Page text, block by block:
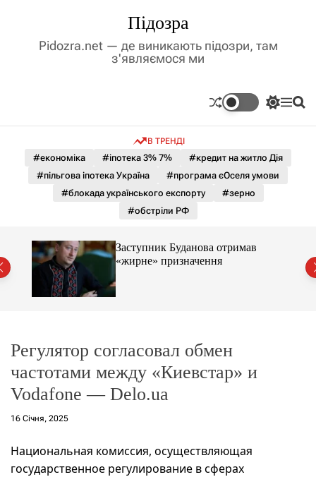
Підозра
Pidozra.net — де виникають підозри, там
з'являємося ми
П
м
к
а
ь
ж
М П
В ТРЕНДІ
#економіка #іпотека 3% 7%
#кредит на житло Дія
#пільгова іпотека Україна
#програма єОселя умови
#блокада українського експорту
#зерно
#обстріли РФ
Заступник Буданова отримав
«жирне» призначення
Регулятор согласовал обмен
частотами между «Киевстар» и
Vodafone — Delo.ua
16 Січня, 2025
Национальная комиссия, осуществляющая
государственное регулирование в сферах